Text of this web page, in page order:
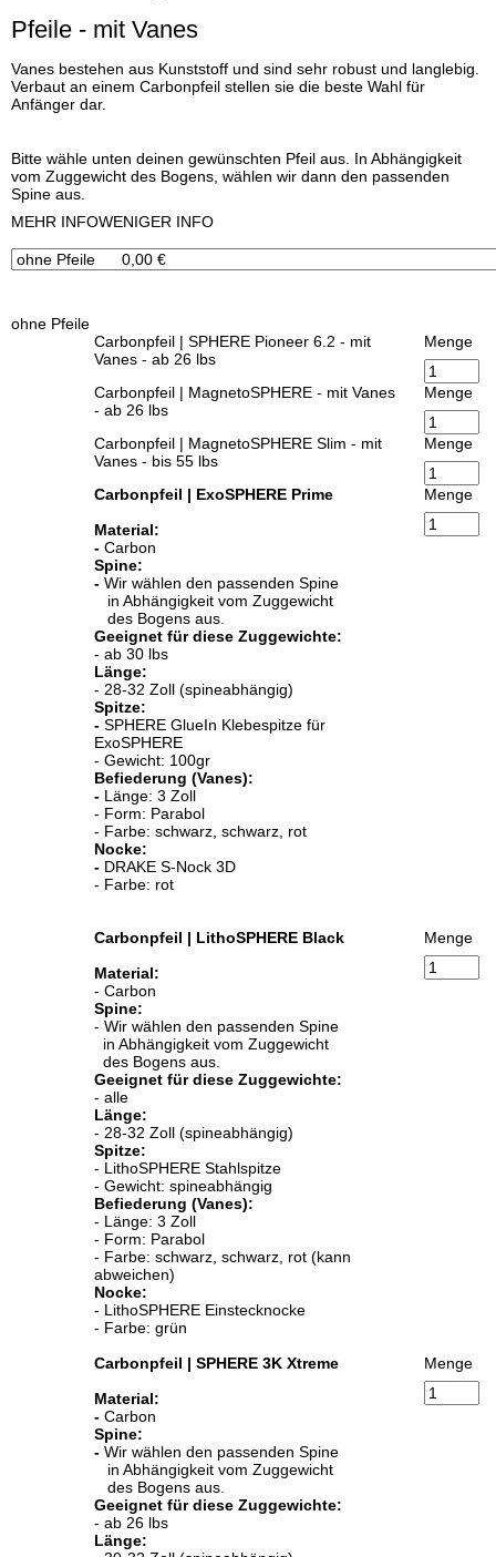
Pfeile - mit Vanes
Vanes bestehen aus Kunststoff und sind sehr robust und langlebig.
Verbaut an einem Carbonpfeil stellen sie die beste Wahl für
Anfänger dar.
Bitte wähle unten deinen gewünschten Pfeil aus. In Abhängigkeit
vom Zuggewicht des Bogens, wählen wir dann den passenden
Spine aus.
x
MEHR INFOWENIGER INFO
ohne Pfeile
Carbonpfeil | SPHERE Pioneer 6.2 - mit
Vanes - ab 26 lbs
Menge
Carbonpfeil | MagnetoSPHERE - mit Vanes
- ab 26 lbs
Menge
Carbonpfeil | MagnetoSPHERE Slim - mit
Vanes - bis 55 lbs
Menge
Carbonpfeil | ExoSPHERE Prime
Material:
- Carbon
Spine:
- Wir wählen den passenden Spine
in Abhängigkeit vom Zuggewicht
des Bogens aus.
Geeignet für diese Zuggewichte:
- ab 30 lbs
Länge:
- 28-32 Zoll (spineabhängig)
Spitze:
- SPHERE GlueIn Klebespitze für
ExoSPHERE
- Gewicht: 100gr
Befiederung (Vanes):
- Länge: 3 Zoll
- Form: Parabol
- Farbe: schwarz, schwarz, rot
Nocke:
- DRAKE S-Nock 3D
- Farbe: rot
Menge
Carbonpfeil | LithoSPHERE Black
Material:
- Carbon
Spine:
- Wir wählen den passenden Spine
in Abhängigkeit vom Zuggewicht
des Bogens aus.
Geeignet für diese Zuggewichte:
- alle
Länge:
- 28-32 Zoll (spineabhängig)
Spitze:
- LithoSPHERE Stahlspitze
- Gewicht: spineabhängig
Befiederung (Vanes):
- Länge: 3 Zoll
- Form: Parabol
- Farbe: schwarz, schwarz, rot (kann
abweichen)
Nocke:
- LithoSPHERE Einstecknocke
- Farbe: grün
Menge
Carbonpfeil | SPHERE 3K Xtreme
Material:
- Carbon
Spine:
- Wir wählen den passenden Spine
in Abhängigkeit vom Zuggewicht
des Bogens aus.
Geeignet für diese Zuggewichte:
- ab 26 lbs
Länge:
Menge